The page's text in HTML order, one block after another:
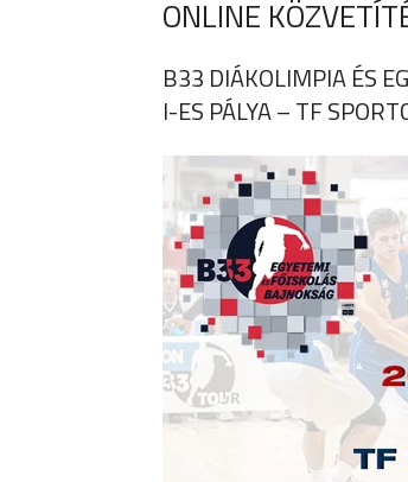
ONLINE
B33 DIÁKOLIMPIA ÉS
I-ES PÁLYA – TF